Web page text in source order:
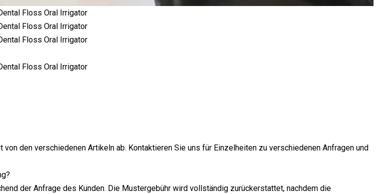
den verschiedenen Artikeln ab. Kontaktieren Sie uns für Einzelheiten zu verschiedenen Anfragen und
der Anfrage des Kunden. Die Mustergebühr wird vollständig zurückerstattet, nachdem die